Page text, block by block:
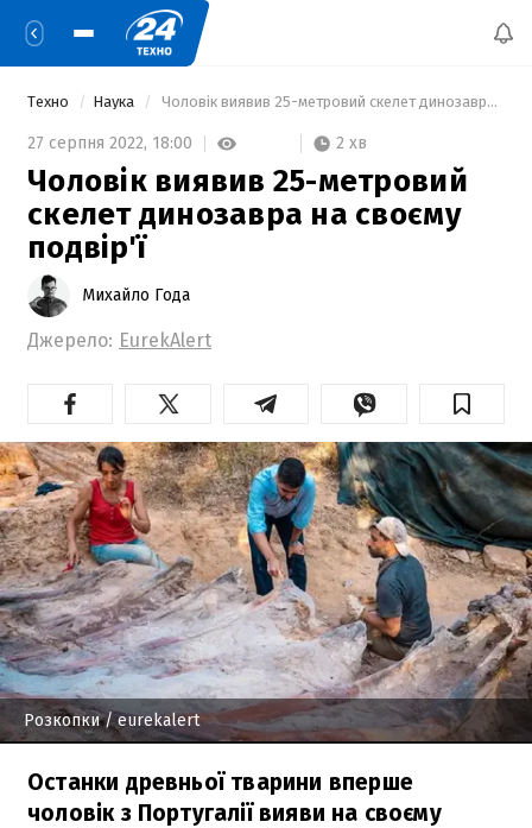
Техно Наука Чоловік виявив 25-метровий скелет динозавра на своєму подвір'ї
27 серпня 2022, 18:00 2 хв
Чоловік виявив 25-метровий
скелет динозавра на своєму
подвір'ї
Михайло Года
Джерело: EurekAlert
Розкопки/ eurekalert
Останки древньої тварини вперше
чоловік з Португалії вияви на своєму